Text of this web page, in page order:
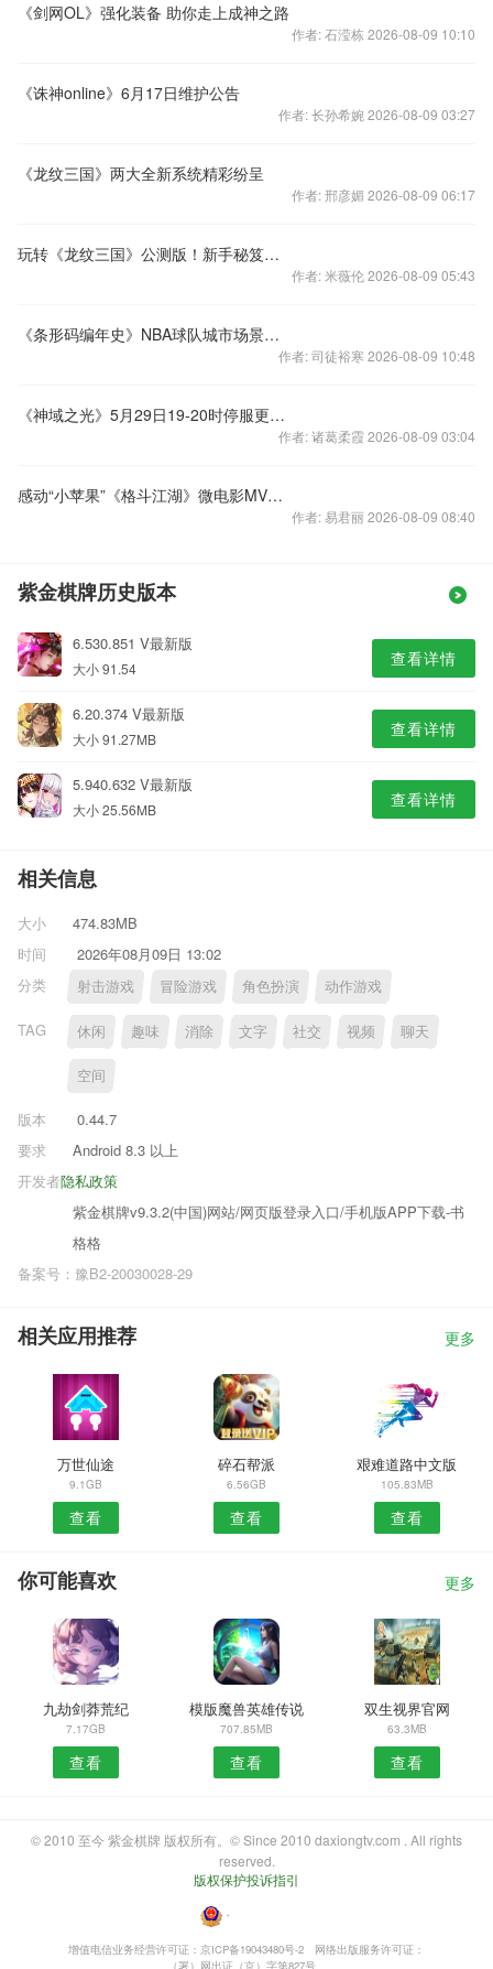
《剑网OL》强化装备 助你走上成神之路
作者: 石滢栋 2026-08-09 10:10
《诛神online》6月17日维护公告
作者: 长孙希婉 2026-08-09 03:27
《龙纹三国》两大全新系统精彩纷呈
作者: 邢彦媚 2026-08-09 06:17
玩转《龙纹三国》公测版！新手秘笈大放送
作者: 米薇伦 2026-08-09 05:43
《条形码编年史》NBA球队城市场景图发布
作者: 司徒裕寒 2026-08-09 10:48
《神域之光》5月29日19-20时停服更新公告
作者: 诸葛柔霞 2026-08-09 03:04
感动“小苹果”《格斗江湖》微电影MV出炉
作者: 易君丽 2026-08-09 08:40
紫金棋牌历史版本
6.530.851 V最新版
大小 91.54 查看详情
6.20.374 V最新版
大小 91.27MB 查看详情
5.940.632 V最新版
大小 25.56MB 查看详情
相关信息
大小
474.83MB
时间
2026年08月09日 13:02
分类
射击游戏 冒险游戏 角色扮演 动作游戏
TAG 休闲 趣味 消除 文字 社交 视频 聊天
空间
版本
0.44.7
要求
Android 8.3 以上
隐私政策
开发者
紫金棋牌v9.3.2(中国)网站/网页版登录入口/手机版APP下载-书
格格
备案号：豫B2-20030028-29
相关应用推荐 更多
万世仙途
9.1GB
查看
碎石帮派
6.56GB
查看
艰难道路中文版
105.83MB
查看
你可能喜欢 更多
九劫剑莽荒纪
7.17GB
查看
模版魔兽英雄传说
707.85MB
查看
双生视界官网
63.3MB
查看
© 2010 至今 紫金棋牌 版权所有。© Since 2010 daxiongtv.com . All rights
reserved.
版权保护投诉指引
・
增值电信业务经营许可证：京ICP备19043480号-2
网络出版服务许可证：